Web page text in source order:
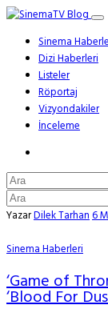
Sinema
Dizi Haberleri
Listeler
Röportaj
Vizyondakiler
İnceleme
YazarDilek Tarhan6
Sinema Haberleri
‘Game of
‘Blood For